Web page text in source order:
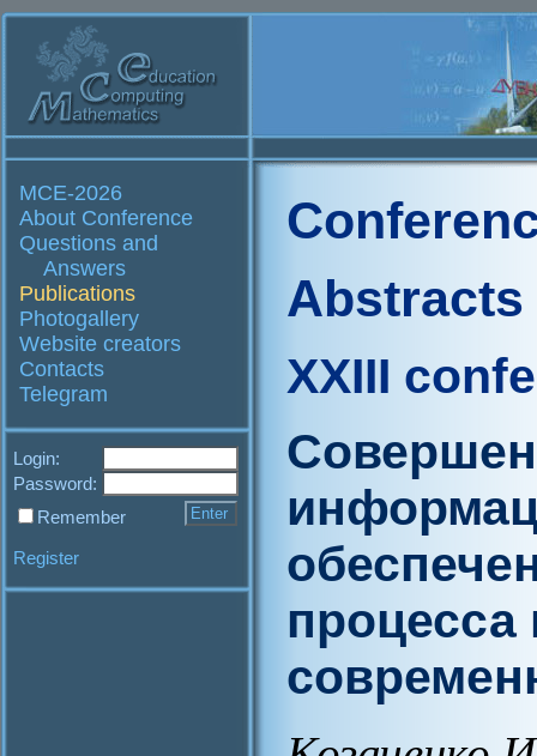
MCE-2026
About Conference
Questions and
Answers
Publications
Photogallery
Website creators
Contacts
Telegram
Login:
Password:
Remember
Register
Abstracts
XXIII
процесса